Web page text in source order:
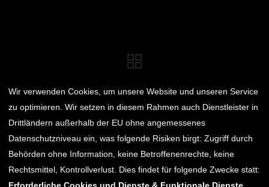
E-MAIL
FACEBOOK
TWITTER
Wir verwenden Cookies, um unsere Website und unseren Service
zu optimieren. Wir setzen in diesem Rahmen auch Dienstleister in
Drittländern außerhalb der EU ohne angemessenes
Datenschutzniveau ein, was folgende Risiken birgt: Zugriff durch
Behörden ohne Information, keine Betroffenenrechte, keine
Rechtsmittel, Kontrollverlust. Dies findet für folgende Zwecke statt: